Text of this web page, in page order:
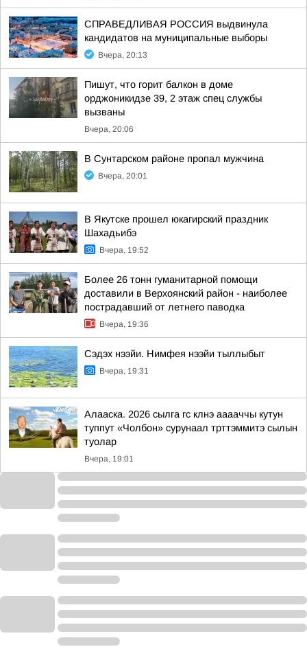
СПРАВЕДЛИВАЯ РОССИЯ выдвинула
кандидатов на муниципальные выборы
Вчера, 20:13
Пишут, что горит балкон в доме
орджоникидзе 39, 2 этаж спец службы
вызваны
Вчера, 20:06
В Сунтарском районе пропал мужчина
Вчера, 20:01
В Якутске прошел юкагирский праздник
Шахадьибэ
Вчера, 19:52
Более 26 тонн гуманитарной помощи
доставили в Верхоянский район - наиболее
пострадавший от летнего паводка
Вчера, 19:36
Сэдэх нээйи. Нимфея нээйи тыллыбыт
Вчера, 19:31
Алааска. 2026 сылга гс клнэ ааааччы кутун
туппут «Чолбон» сурунаал трттэммитэ сылын
туолар
Вчера, 19:01